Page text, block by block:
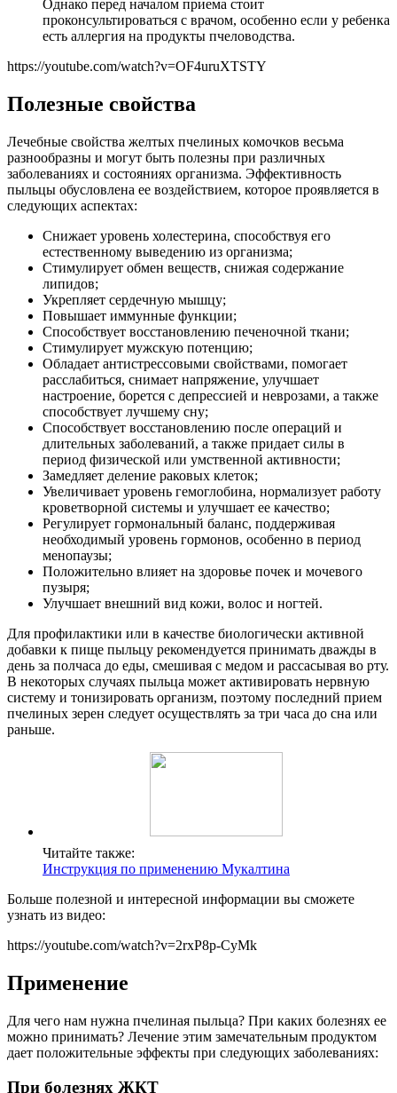
Однако перед началом приема стоит
проконсультироваться с врачом, особенно если у ребенка
есть аллергия на продукты пчеловодства.
https://youtube.com/watch?v=OF4uruXTSTY
Полезные свойства
Лечебные свойства желтых пчелиных комочков весьма
разнообразны и могут быть полезны при различных
заболеваниях и состояниях организма. Эффективность
пыльцы обусловлена ее воздействием, которое проявляется в
следующих аспектах:
Снижает уровень холестерина, способствуя его
естественному выведению из организма;
Стимулирует обмен веществ, снижая содержание
липидов;
Укрепляет сердечную мышцу;
Повышает иммунные функции;
Способствует восстановлению печеночной ткани;
Стимулирует мужскую потенцию;
Обладает антистрессовыми свойствами, помогает
расслабиться, снимает напряжение, улучшает
настроение, борется с депрессией и неврозами, а также
способствует лучшему сну;
Способствует восстановлению после операций и
длительных заболеваний, а также придает силы в
период физической или умственной активности;
Замедляет деление раковых клеток;
Увеличивает уровень гемоглобина, нормализует работу
кроветворной системы и улучшает ее качество;
Регулирует гормональный баланс, поддерживая
необходимый уровень гормонов, особенно в период
менопаузы;
Положительно влияет на здоровье почек и мочевого
пузыря;
Улучшает внешний вид кожи, волос и ногтей.
Для профилактики или в качестве биологически активной
добавки к пище пыльцу рекомендуется принимать дважды в
день за полчаса до еды, смешивая с медом и рассасывая во рту.
В некоторых случаях пыльца может активировать нервную
систему и тонизировать организм, поэтому последний прием
пчелиных зерен следует осуществлять за три часа до сна или
раньше.
Читайте также:
Инструкция по применению Мукалтина
Больше полезной и интересной информации вы сможете
узнать из видео:
https://youtube.com/watch?v=2rxP8p-CyMk
Применение
Для чего нам нужна пчелиная пыльца? При каких болезнях ее
можно принимать? Лечение этим замечательным продуктом
дает положительные эффекты при следующих заболеваниях:
При болезнях ЖКТ